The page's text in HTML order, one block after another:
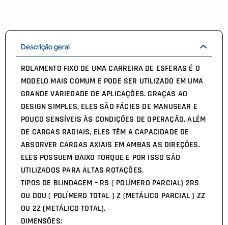
Descrição geral
ROLAMENTO FIXO DE UMA CARREIRA DE ESFERAS É O
MODELO MAIS COMUM E PODE SER UTILIZADO EM UMA
GRANDE VARIEDADE DE APLICAÇÕES. GRAÇAS AO
DESIGN SIMPLES, ELES SÃO FÁCIES DE MANUSEAR E
POUCO SENSÍVEIS ÀS CONDIÇÕES DE OPERAÇÃO. ALÉM
DE CARGAS RADIAIS, ELES TÊM A CAPACIDADE DE
ABSORVER CARGAS AXIAIS EM AMBAS AS DIREÇÕES.
ELES POSSUEM BAIXO TORQUE E POR ISSO SÃO
UTILIZADOS PARA ALTAS ROTAÇÕES.
TIPOS DE BLINDAGEM – RS ( POLÍMERO PARCIAL) 2RS
OU DDU ( POLÍMERO TOTAL ) Z (METÁLICO PARCIAL ) ZZ
OU 2Z (METÁLICO TOTAL).
DIMENSÕES: